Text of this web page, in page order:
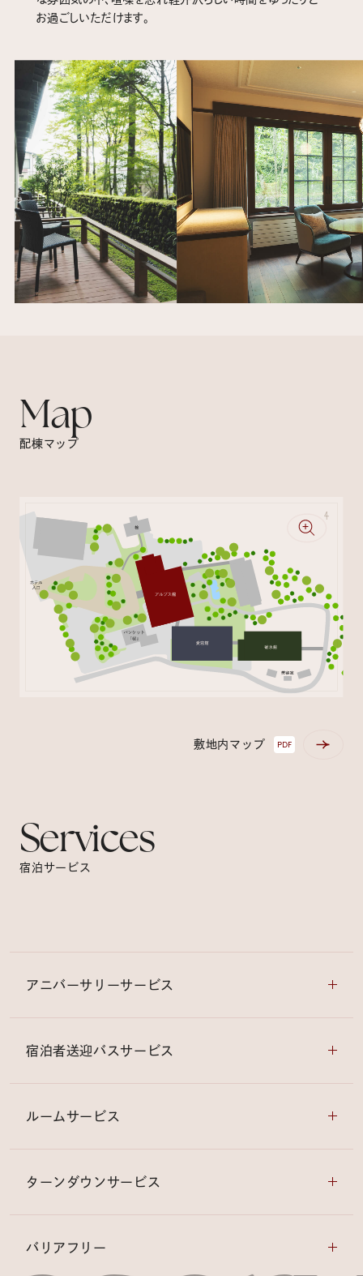
お過ごしいただけます。
Map
配棟マップ
敷地内マップ PDF
Services
宿泊サービス
アニバーサリーサービス
宿泊者送迎バスサービス
ルームサービス
ターンダウンサービス
バリアフリー